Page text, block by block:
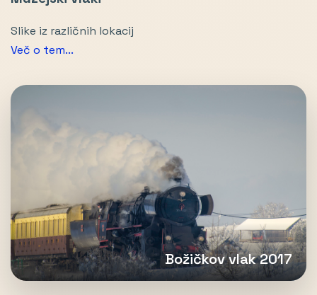
Slike iz različnih lokacij
Več o tem...
Božičkov vlak 2017